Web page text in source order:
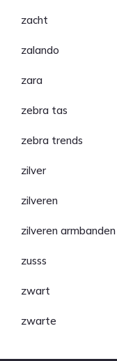
zacht
zalando
zara
zebra tas
zebra trends
zilver
zilveren
zilveren armbanden
zusss
zwart
zwarte